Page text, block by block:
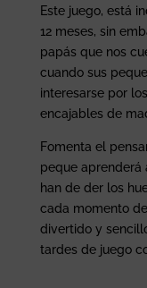
Este juego, está
12 meses, sin
papás que nos
cuando sus
interesarse por
encajables de
Fomenta el
peque aprenderá
han de der los
cada momento
divertido y
tardes de juego